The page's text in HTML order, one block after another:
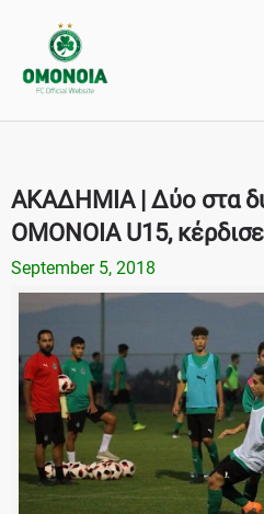
ΑΚΑΔΗΜΙΑ | Δύο στα
ΟΜΟΝΟΙΑ U15,
September 5, 2018